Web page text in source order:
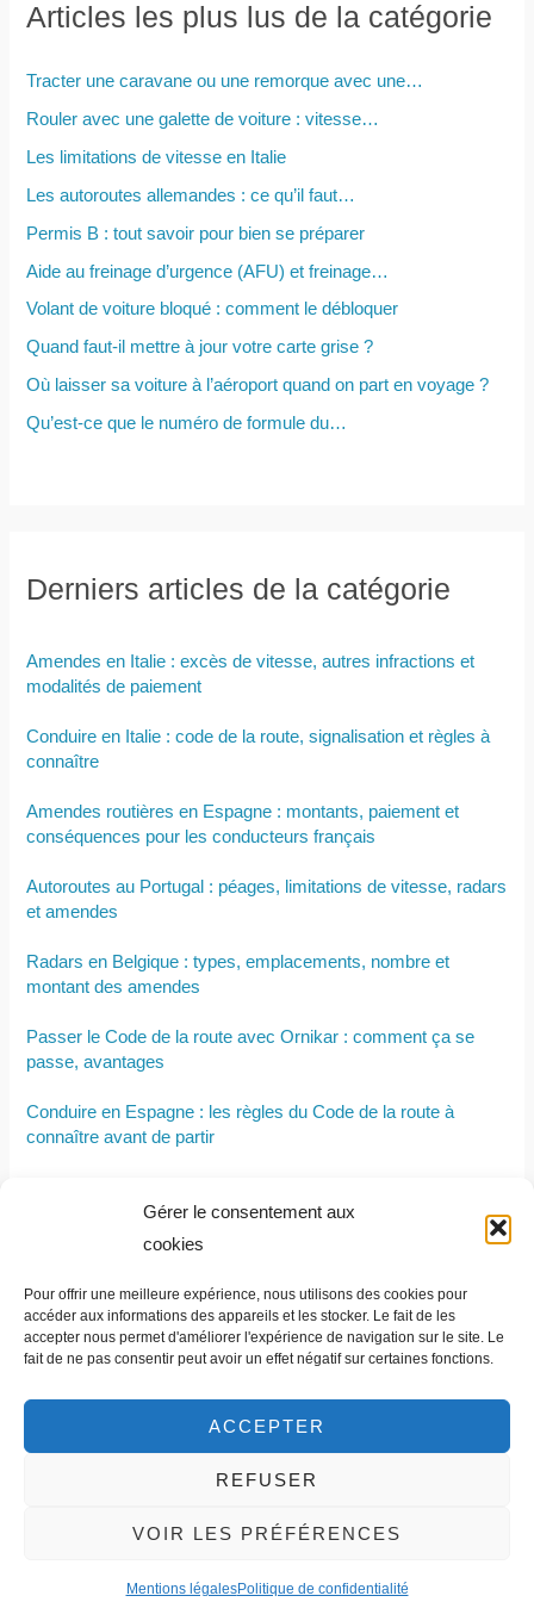
Gérer le consentement aux
cookies
Pour offrir une meilleure expérience, nous utilisons des cookies pour
accéder aux informations des appareils et les stocker. Le fait de les
accepter nous permet d'améliorer l'expérience de navigation sur le site. Le
fait de ne pas consentir peut avoir un effet négatif sur certaines fonctions.
ACCEPTER
REFUSER
VOIR LES PRÉFÉRENCES
Mentions légalesPolitique de confidentialité
c
:
Articles les plus lus de la catégorie
Tracter une caravane ou une remorque avec une…
Rouler avec une galette de voiture : vitesse…
Les limitations de vitesse en Italie
Les autoroutes allemandes : ce qu’il faut…
Permis B : tout savoir pour bien se préparer
Aide au freinage d’urgence (AFU) et freinage…
Volant de voiture bloqué : comment le débloquer
Quand faut-il mettre à jour votre carte grise ?
Où laisser sa voiture à l’aéroport quand on part en voyage ?
Qu’est-ce que le numéro de formule du…
Derniers articles de la catégorie
Amendes en Italie : excès de vitesse, autres infractions et
modalités de paiement
Conduire en Italie : code de la route, signalisation et règles à
connaître
Amendes routières en Espagne : montants, paiement et
conséquences pour les conducteurs français
Autoroutes au Portugal : péages, limitations de vitesse, radars
et amendes
Radars en Belgique : types, emplacements, nombre et
montant des amendes
Passer le Code de la route avec Ornikar : comment ça se
passe, avantages
Conduire en Espagne : les règles du Code de la route à
connaître avant de partir
informations inscrites sur le document
Permis B : tout savoir pour bien se préparer